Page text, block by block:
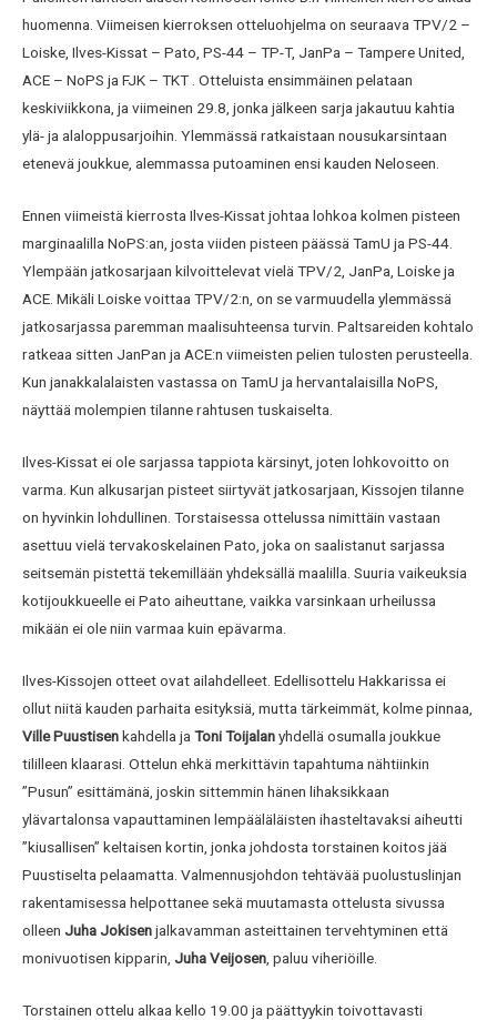
huomenna. Viimeisen kierroksen otteluohjelma on seuraava TPV/2 –
Loiske, Ilves-Kissat – Pato, PS-44 – TP-T, JanPa – Tampere United,
ACE – NoPS ja FJK – TKT . Otteluista ensimmäinen pelataan
keskiviikkona, ja viimeinen 29.8, jonka jälkeen sarja jakautuu kahtia
ylä- ja alaloppusarjoihin. Ylemmässä ratkaistaan nousukarsintaan
etenevä joukkue, alemmassa putoaminen ensi kauden Neloseen.
Ennen viimeistä kierrosta Ilves-Kissat johtaa lohkoa kolmen pisteen
marginaalilla NoPS:an, josta viiden pisteen päässä TamU ja PS-44.
Ylempään jatkosarjaan kilvoittelevat vielä TPV/2, JanPa, Loiske ja
ACE. Mikäli Loiske voittaa TPV/2:n, on se varmuudella ylemmässä
jatkosarjassa paremman maalisuhteensa turvin. Paltsareiden kohtalo
ratkeaa sitten JanPan ja ACE:n viimeisten pelien tulosten perusteella.
Kun janakkalalaisten vastassa on TamU ja hervantalaisilla NoPS,
näyttää molempien tilanne rahtusen tuskaiselta.
Ilves-Kissat ei ole sarjassa tappiota kärsinyt, joten lohkovoitto on
varma. Kun alkusarjan pisteet siirtyvät jatkosarjaan, Kissojen tilanne
on hyvinkin lohdullinen. Torstaisessa ottelussa nimittäin vastaan
asettuu vielä tervakoskelainen Pato, joka on saalistanut sarjassa
seitsemän pistettä tekemillään yhdeksällä maalilla. Suuria vaikeuksia
kotijoukkueelle ei Pato aiheuttane, vaikka varsinkaan urheilussa
mikään ei ole niin varmaa kuin epävarma.
Ilves-Kissojen otteet ovat ailahdelleet. Edellisottelu Hakkarissa ei
ollut niitä kauden parhaita esityksiä, mutta tärkeimmät, kolme pinnaa,
Ville Puustisenkahdella ja Toni Toijalanyhdellä osumalla joukkue
tililleen klaarasi. Ottelun ehkä merkittävin tapahtuma nähtiinkin
”Pusun” esittämänä, joskin sittemmin hänen lihaksikkaan
ylävartalonsa vapauttaminen lempääläläisten ihasteltavaksi aiheutti
”kiusallisen” keltaisen kortin, jonka johdosta torstainen koitos jää
Puustiselta pelaamatta. Valmennusjohdon tehtävää puolustuslinjan
rakentamisessa helpottanee sekä muutamasta ottelusta sivussa
olleen Juha Jokisenjalkavamman asteittainen tervehtyminen että
monivuotisen kipparin, Juha Veijosen , paluu viheriöille.
Torstainen ottelu alkaa kello 19.00 ja päättyykin toivottavasti